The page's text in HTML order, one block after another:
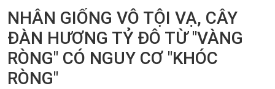
NHÂN GIỐNG VÔ TỘI VẠ, CÂY
ĐÀN HƯƠNG TỶ ĐÔ TỪ "VÀNG
RÒNG" CÓ NGUY CƠ "KHÓC
RÒNG"